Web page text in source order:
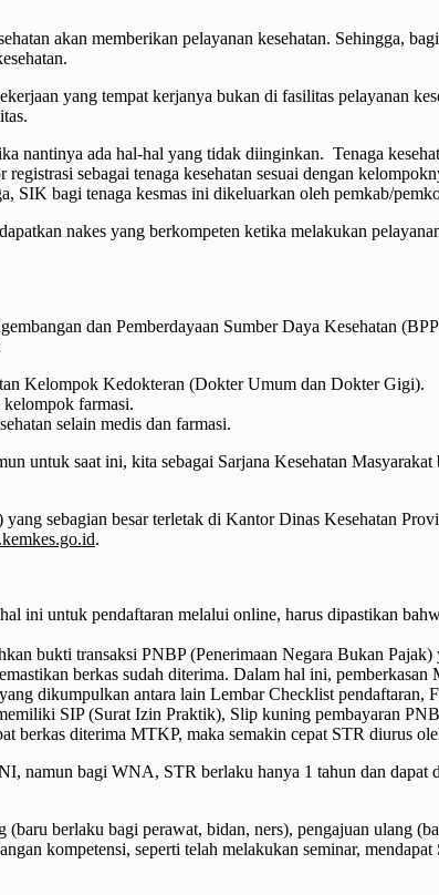
akan memberikan pelayanan kesehatan. Sehingga,
yang tempat kerjanya bukan di fasilitas pelayanan
nantinya ada hal-hal yang tidak diinginkan. Tenaga
sebagai tenaga kesehatan sesuai dengan
bagi tenaga kesmas ini dikeluarkan oleh pemkab/
nakes yang berkompeten ketika melakukan
dan Pemberdayaan Sumber Daya Kesehatan
Kelompok Kedokteran (Dokter Umum dan Dokter Gigi).
farmasi.
selain medis dan farmasi.
untuk saat ini, kita sebagai Sarjana Kesehatan
sebagian besar terletak di Kantor Dinas Kesehatan
.
ini untuk pendaftaran melalui online, harus dipastikan
bukti transaksi PNBP (Penerimaan Negara Bukan
berkas sudah diterima. Dalam hal ini,
dikumpulkan antara lain Lembar Checklist pendaftaran,
SIP (Surat Izin Praktik), Slip kuning pembayaran
berkas diterima MTKP, maka semakin cepat STR diurus
namun bagi WNA, STR berlaku hanya 1 tahun dan dapat
berlaku bagi perawat, bidan, ners), pengajuan ulang
kompetensi, seperti telah melakukan seminar, mendapat